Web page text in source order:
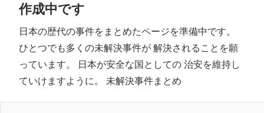
作成中です
日本の歴代の事件をまとめたページを準備中です。
ひとつでも多くの未解決事件が 解決されることを願
っています。 日本が安全な国としての 治安を維持し
ていけますように。 未解決事件まとめ